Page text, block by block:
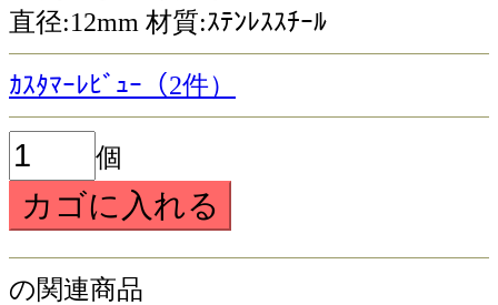
直径:12mm 材質:ｽﾃﾝﾚｽｽﾁｰﾙ
ｶｽﾀﾏｰﾚﾋﾞｭｰ（2件）
個
の関連商品